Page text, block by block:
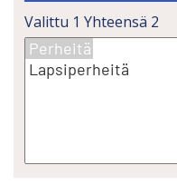
Valittu 1 Yhteensä 2